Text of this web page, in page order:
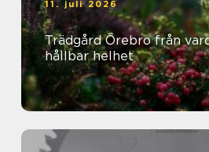
11. juli 2026
Trädgård Örebro från vardagsrum ute till
hållbar helhet